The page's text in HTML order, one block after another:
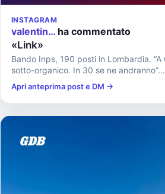
INSTAGRAM
valentin… ha commentato
«Link»
Bando Inps, 190 posti in Lombardia. “A
sotto-organico. In 30 se ne andranno”...
Apri anteprima post e DM →